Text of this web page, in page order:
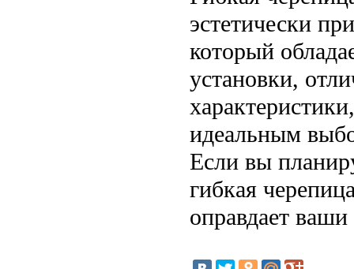
эстетически
который
установки,
идеальным
Если вы
гибкая
оправдает